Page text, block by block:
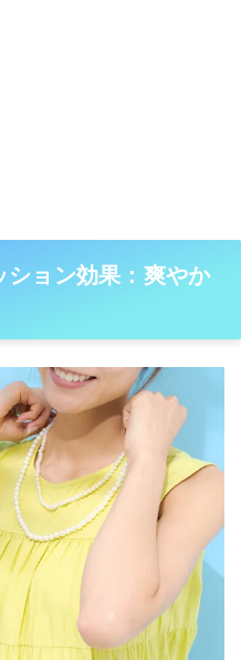
ション効果：爽やか